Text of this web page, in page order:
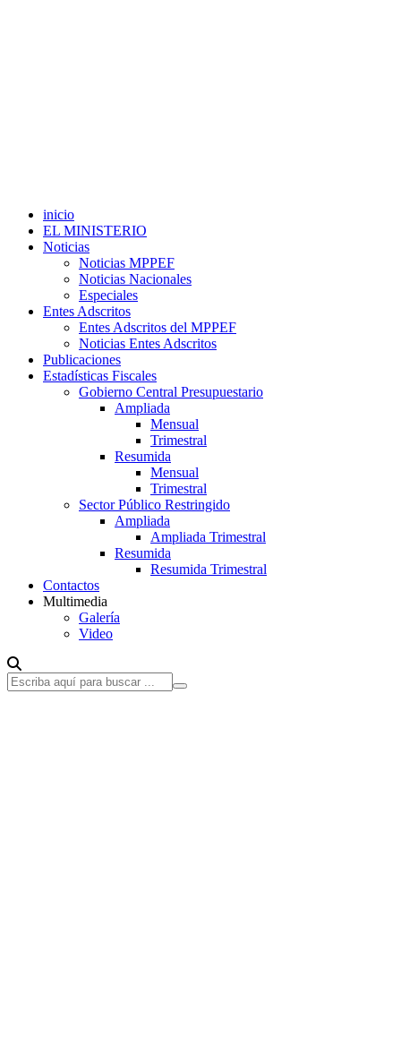
inicio
EL MINISTERIO
Noticias
Noticias MPPEF
Noticias Nacionales
Especiales
Entes Adscritos
Entes Adscritos del MPPEF
Noticias Entes Adscritos
Publicaciones
Estadísticas Fiscales
Gobierno Central Presupuestario
Ampliada
Mensual
Trimestral
Resumida
Mensual
Trimestral
Sector Público Restringido
Ampliada
Ampliada Trimestral
Resumida
Resumida Trimestral
Contactos
Multimedia
Galería
Video